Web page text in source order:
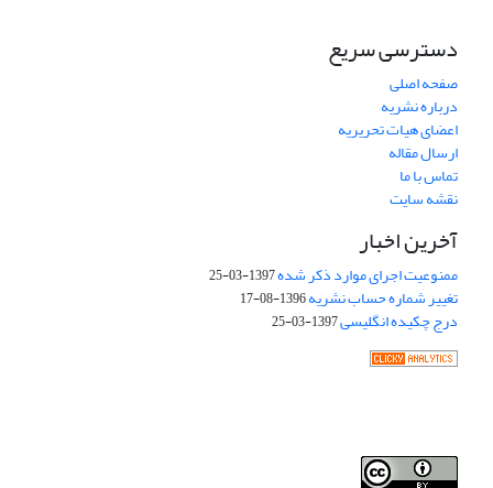
دسترسی سریع
صفحه اصلی
درباره نشریه
اعضای هیات تحریریه
ارسال مقاله
تماس با ما
نقشه سایت
آخرین اخبار
ممنوعیت اجرای موارد ذکر شده1397-03-25
تغییر شماره حساب نشریه1396-08-17
درج چکیده انگلیسی1397-03-25